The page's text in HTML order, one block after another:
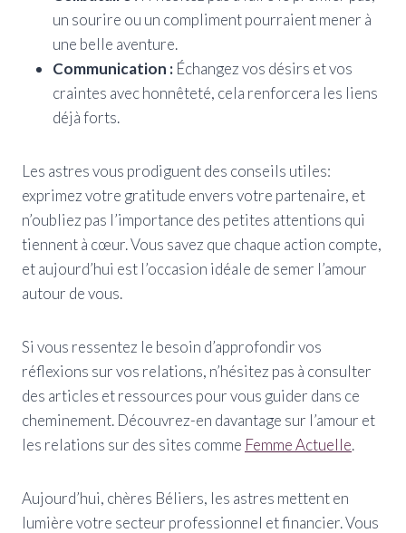
un sourire ou un compliment pourraient mener à
une belle aventure.
Communication : Échangez vos désirs et vos
craintes avec honnêteté, cela renforcera les liens
déjà forts.
Les astres vous prodiguent des conseils utiles:
exprimez votre gratitude envers votre partenaire, et
n’oubliez pas l’importance des petites attentions qui
tiennent à cœur. Vous savez que chaque action compte,
et aujourd’hui est l’occasion idéale de semer l’amour
autour de vous.
Si vous ressentez le besoin d’approfondir vos
réflexions sur vos relations, n’hésitez pas à consulter
des articles et ressources pour vous guider dans ce
cheminement. Découvrez-en davantage sur l’amour et
les relations sur des sites comme Femme Actuelle.
Aujourd’hui, chères Béliers, les astres mettent en
lumière votre secteur professionnel et financier. Vous